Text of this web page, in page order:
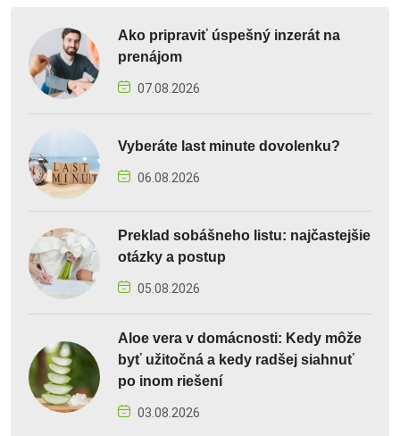
Ako pripraviť úspešný inzerát na
prenájom
07.08.2026
Vyberáte last minute dovolenku?
06.08.2026
Preklad sobášneho listu: najčastejšie
otázky a postup
05.08.2026
Aloe vera v domácnosti: Kedy môže
byť užitočná a kedy radšej siahnuť
po inom riešení
03.08.2026